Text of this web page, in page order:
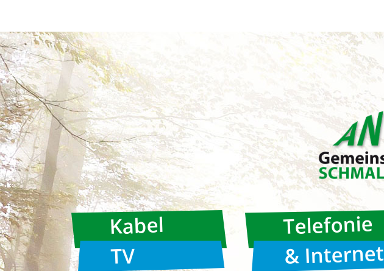
Kabel
TV
Telefonie
& Internet